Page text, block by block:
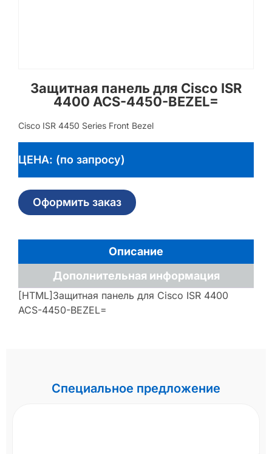
Защитная панель для Cisco ISR
4400 ACS-4450-BEZEL=
Cisco ISR 4450 Series Front Bezel
ЦЕНА: (по запросу)
Оформить заказ
Описание
Дополнительная информация
[HTML]Защитная панель для Cisco ISR 4400
ACS-4450-BEZEL=
Специальное предложение